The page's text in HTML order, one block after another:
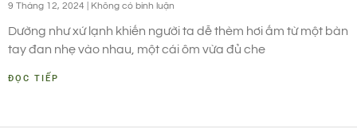
9 Tháng 12, 2024 Không có bình luận
Dường như xứ lạnh khiến người ta dễ thèm hơi ấm từ một bàn
tay đan nhẹ vào nhau, một cái ôm vừa đủ che
ĐỌC TIẾP